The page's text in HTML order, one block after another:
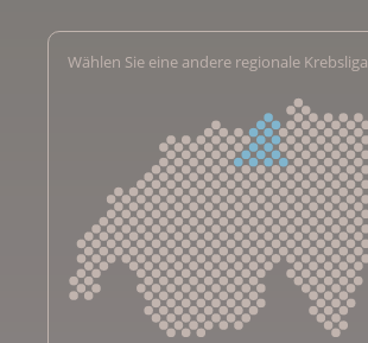
Wählen Sie eine andere regionale Krebsliga